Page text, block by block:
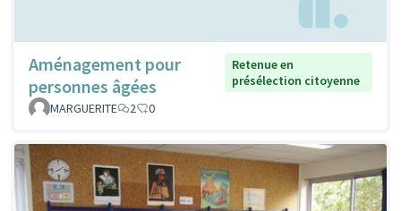
Aménagement pour
personnes âgées
Retenue en
présélection citoyenne
MARGUERITE
2 0